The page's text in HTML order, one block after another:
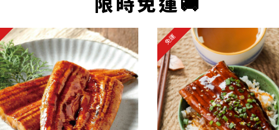
免運